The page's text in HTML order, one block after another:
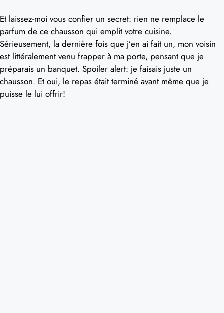
Et laissez-moi vous confier un secret: rien ne remplace le
parfum de ce chausson qui emplit votre cuisine.
Sérieusement, la dernière fois que j’en ai fait un, mon voisin
est littéralement venu frapper à ma porte, pensant que je
préparais un banquet. Spoiler alert: je faisais juste un
chausson. Et oui, le repas était terminé avant même que je
puisse le lui offrir!